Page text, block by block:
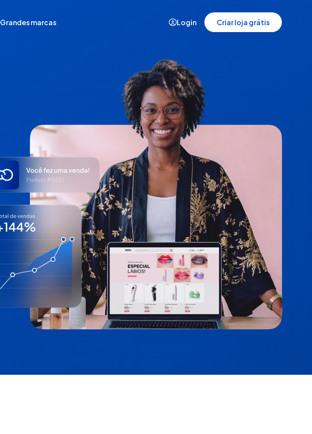
Demonstração
Veja a plataforma da Nuvemshop
em ação
Grandes marcas Login Criar loja grátis